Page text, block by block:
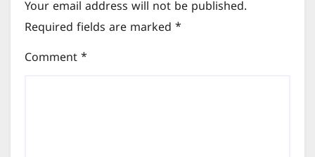
Your email address will not be published.
Required fields are marked *
Comment *